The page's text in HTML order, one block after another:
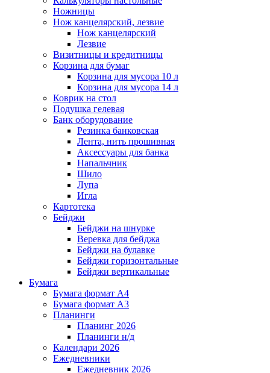
Ножницы
Нож канцелярский, лезвие
Нож канцелярский
Лезвие
Визитницы и кредитницы
Корзина для бумаг
Корзина для мусора 10 л
Корзина для мусора 14 л
Коврик на стол
Подушка гелевая
Банк оборудование
Резинка банковская
Лента, нить прошивная
Аксессуары для банка
Напальчник
Шило
Лупа
Игла
Картотека
Бейджи
Бейджи на шнурке
Веревка для бейджа
Бейджи на булавке
Бейджи горизонтальные
Бейджи вертикальные
Бумага
Бумага формат А4
Бумага формат А3
Планинги
Планинг 2026
Планинги н/д
Календари 2026
Ежедневники
Ежедневник 2026